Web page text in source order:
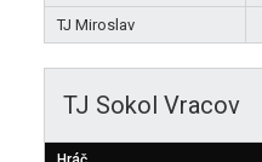
TJ Miroslav
TJ Sokol Vracov